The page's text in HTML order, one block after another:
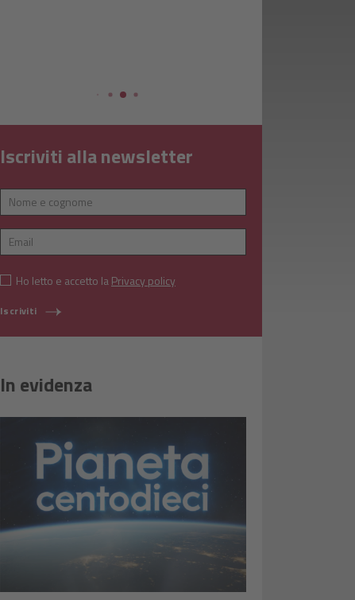
Iscriviti alla newsletter
Ho letto e accetto laPrivacy policy
Iscriviti
In evidenza